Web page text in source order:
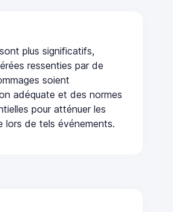
plus significatifs,
ressenties par de
soient
adéquate et des normes
pour atténuer les
lors de tels événements.